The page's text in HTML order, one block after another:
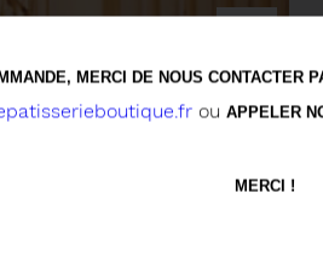
MERCI DE NOUS CONTACTER
ou APPELER
MERCI !